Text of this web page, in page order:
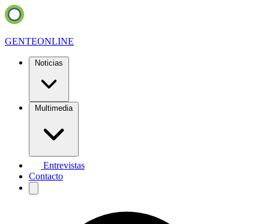
GENTEONLINE
Noticias
Multimedia
Entrevistas
Contacto